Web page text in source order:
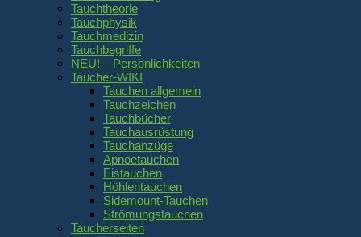
Tauchtheorie
Tauchphysik
Tauchmedizin
Tauchbegriffe
NEU! – Persönlichkeiten
Taucher-WIKI
Tauchen allgemein
Tauchzeichen
Tauchbücher
Tauchausrüstung
Tauchanzüge
Apnoetauchen
Eistauchen
Höhlentauchen
Sidemount-Tauchen
Strömungstauchen
Taucherseiten